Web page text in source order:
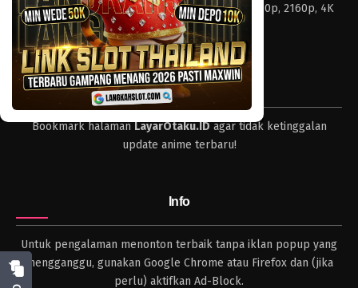
Indonesia resolusi 240p, 360p, 480p, 720p, 1080p, 2160p, 4K
dan format lengkap.
Tips
Bookmark halamanLayarOtaku.IDagar tidak ketinggalan
update anime terbaru!
Info
Untuk pengalaman menonton terbaik tanpa iklan popup yang
mengganggu, gunakan Google Chrome atau Firefox dan (jika
perlu) aktifkan Ad-Block.